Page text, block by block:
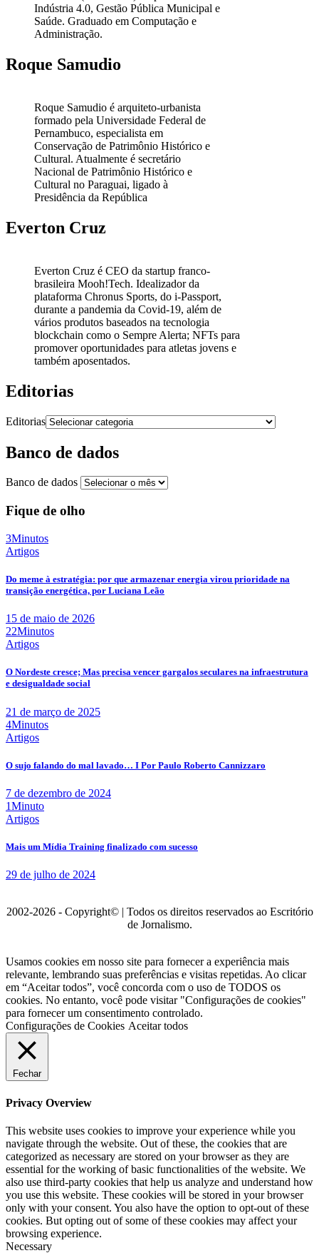
Indústria 4.0, Gestão Pública Municipal e
Saúde. Graduado em Computação e
Administração.
Roque Samudio
Roque Samudio é arquiteto-urbanista
formado pela Universidade Federal de
Pernambuco, especialista em
Conservação de Patrimônio Histórico e
Cultural. Atualmente é secretário
Nacional de Patrimônio Histórico e
Cultural no Paraguai, ligado à
Presidência da República
Everton Cruz
Everton Cruz é CEO da startup franco-
brasileira Mooh!Tech. Idealizador da
plataforma Chronus Sports, do i-Passport,
durante a pandemia da Covid-19, além de
vários produtos baseados na tecnologia
blockchain como o Sempre Alerta; NFTs para
promover oportunidades para atletas jovens e
também aposentados.
Editorias
Editorias
Banco de dados
Banco de dados
Fique de olho
3Minutos
Artigos
Do meme à estratégia: por que armazenar energia virou prioridade na
transição energética, por Luciana Leão
15 de maio de 2026
22Minutos
Artigos
O Nordeste cresce; Mas precisa vencer gargalos seculares na infraestrutura
e desigualdade social
21 de março de 2025
4Minutos
Artigos
O sujo falando do mal lavado… I Por Paulo Roberto Cannizzaro
7 de dezembro de 2024
1Minuto
Artigos
Mais um Mídia Training finalizado com sucesso
29 de julho de 2024
2002-2026 - Copyright© | Todos os direitos reservados ao Escritório
de Jornalismo.
Usamos cookies em nosso site para fornecer a experiência mais
relevante, lembrando suas preferências e visitas repetidas. Ao clicar
em “Aceitar todos”, você concorda com o uso de TODOS os
cookies. No entanto, você pode visitar "Configurações de cookies"
para fornecer um consentimento controlado.
Configurações de Cookies Aceitar todos
Fechar
Privacy Overview
This website uses cookies to improve your experience while you
navigate through the website. Out of these, the cookies that are
categorized as necessary are stored on your browser as they are
essential for the working of basic functionalities of the website. We
also use third-party cookies that help us analyze and understand how
you use this website. These cookies will be stored in your browser
only with your consent. You also have the option to opt-out of these
cookies. But opting out of some of these cookies may affect your
browsing experience.
Necessary